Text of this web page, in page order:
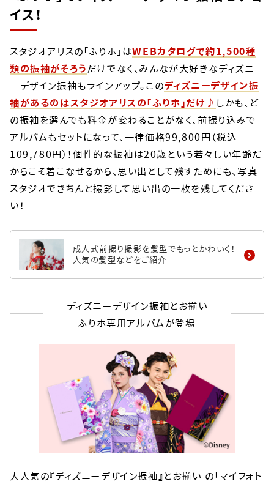
イス！
スタジオアリスの「ふりホ」はWEBカタログで約1,500種
類の振袖がそろうだけでなく、みんなが大好きなディズニ
ーデザイン振袖もラインアップ。このディズニーデザイン振
袖があるのはスタジオアリスの「ふりホ」だけ♪ しかも、ど
の振袖を選んでも料金が変わることがなく、前撮り込みで
アルバムもセットになって、一律価格99,800円（税込
109,780円）！個性的な振袖は20歳という若々しい年齢だ
からこそ着こなせるから、思い出として残すためにも、写真
スタジオできちんと撮影して思い出の一枚を残してくださ
い！
成人式前撮り撮影を髪型でもっとかわいく！
人気の髪型などをご紹介
ディズニーデザイン振袖とお揃い
ふりホ専用アルバムが登場
大人気の『ディズニーデザイン振袖』とお揃い の「マイフォト